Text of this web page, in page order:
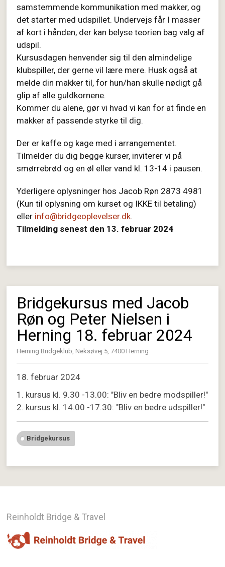
samstemmende kommunikation med makker, og
det starter med udspillet. Undervejs får I masser
af kort i hånden, der kan belyse teorien bag valg af
udspil.
Kursusdagen henvender sig til den almindelige
klubspiller, der gerne vil lære mere. Husk også at
melde din makker til, for hun/han skulle nødigt gå
glip af alle guldkornene.
Kommer du alene, gør vi hvad vi kan for at finde en
makker af passende styrke til dig.
Der er kaffe og kage med i arrangementet.
Tilmelder du dig begge kurser, inviterer vi på
smørrebrød og en øl eller vand kl. 13-14 i pausen.
Yderligere oplysninger hos Jacob Røn 2873 4981
(Kun til oplysning om kurset og IKKE til betaling)
eller info@bridgeoplevelser.dk.
Tilmelding senest den 13. februar 2024
Bridgekursus med Jacob
Røn og Peter Nielsen i
Herning 18. februar 2024
Herning Bridgeklub, Neksøvej 5, 7400 Herning
18. februar 2024
1. kursus kl. 9.30 -13.00: "Bliv en bedre modspiller!"
2. kursus kl. 14.00 -17.30: "Bliv en bedre udspiller!"
Bridgekursus
Reinholdt Bridge & Travel